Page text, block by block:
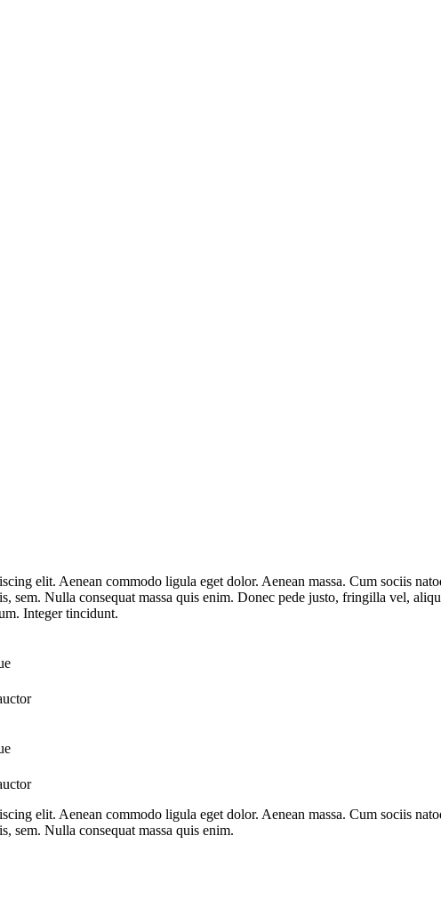
elit. Aenean commodo ligula eget dolor. Aenean massa. Cum sociis
sem. Nulla consequat massa quis enim. Donec pede justo, fringilla vel,
Integer tincidunt.
elit. Aenean commodo ligula eget dolor. Aenean massa. Cum sociis
sem. Nulla consequat massa quis enim.